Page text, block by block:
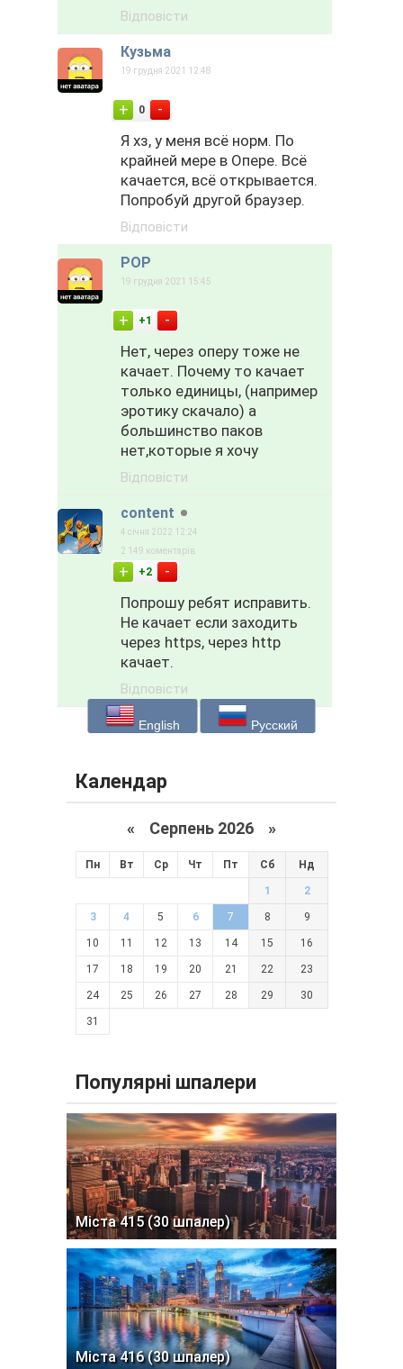
Відповісти
Кузьма
19 грудня 2021 12:48
+ 0 -
Я хз, у меня всё норм. По
крайней мере в Опере. Всё
качается, всё открывается.
Попробуй другой браузер.
Відповісти
POP
19 грудня 2021 15:45
+ +1 -
Нет, через оперу тоже не
качает. Почему то качает
только единицы, (например
эротику скачало) а
большинство паков
нет,которые я хочу
Відповісти
content
4 січня 2022 12:24
2 149 коментарів
+ +2 -
Попрошу ребят исправить.
Не качает если заходить
через https, через http
качает.
Відповісти
English Русский
Календар
« Серпень 2026 »
Пн Вт Ср Чт Пт Сб Нд
1 2
3 4 5 6 7 8 9
10 11 12 13 14 15 16
17 18 19 20 21 22 23
24 25 26 27 28 29 30
31
Популярні шпалери
Міста 415 (30 шпалер)
Міста 416 (30 шпалер)